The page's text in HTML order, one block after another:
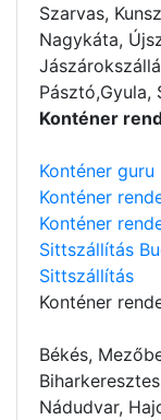
Szarvas,
Nagykáta,
Pásztó,Gyula,
Konténer
Konténer guru
Konténer
Konténer
Sittszállítás
Sittszállítás
Konténer
Békés,
Nádudvar,